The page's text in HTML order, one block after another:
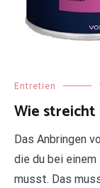
Entretien
Wie
Das Anbringen
die du bei
musst. Das